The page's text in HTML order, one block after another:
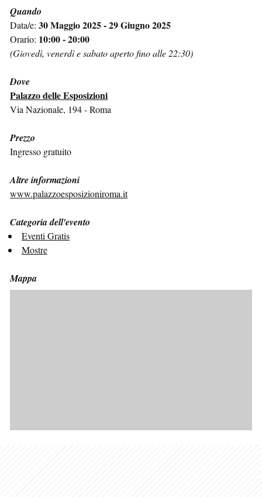
Quando
Data/e: 30 Maggio 2025 - 29 Giugno 2025
Orario: 10:00 - 20:00
(Giovedì, venerdì e sabato aperto fino alle 22:30)
Dove
Palazzo delle Esposizioni
Via Nazionale, 194 - Roma
Prezzo
Ingresso gratuito
Altre informazioni
www.palazzoesposizioniroma.it
Categoria dell'evento
Eventi Gratis
Mostre
Mappa